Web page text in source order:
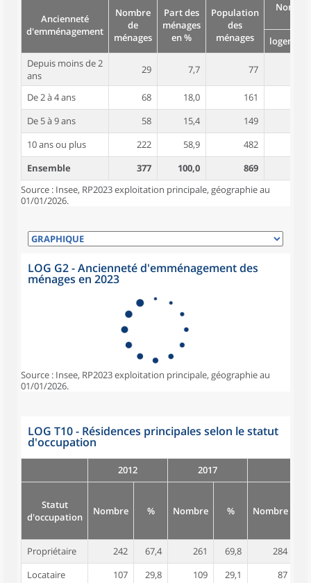
Ancienneté
d'emménagement
Nombre
de
ménages
Part des
ménages
en %
Population
des
ménages
logement
Depuis moins de 2
ans
29 7,7 77
De 2 à 4 ans 68 18,0 161
De 5 à 9 ans
58 15,4 149
10 ans ou plus
222 58,9 482
Ensemble
377 100,0 869
Source : Insee, RP2023 exploitation principale, géographie au
01/01/2026.
LOG G2 - Ancienneté d'emménagement des
ménages en 2023
Source : Insee, RP2023 exploitation principale, géographie au
01/01/2026.
LOG T10 - Résidences principales selon le statut
d'occupation
2012 2017
Statut
d'occupation
Nombre % Nombre % Nombre
Propriétaire 242 67,4 261 69,8 284
Locataire
107 29,8 109 29,1 87